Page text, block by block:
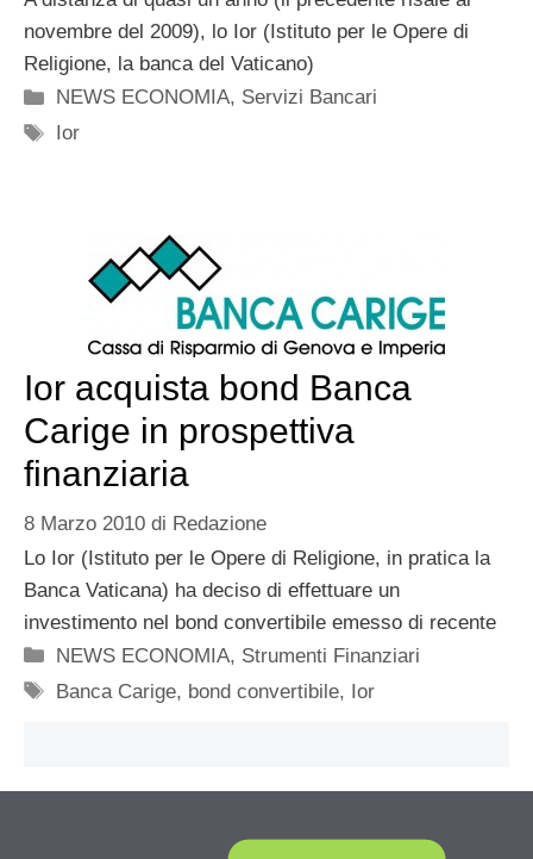
novembre del 2009), lo Ior (Istituto per le Opere di
Religione, la banca del Vaticano)
Categorie
NEWS ECONOMIA, Servizi Bancari
Tag
Ior
Ior acquista bond Banca
Carige in prospettiva
finanziaria
8 Marzo 2010 di Redazione
Lo Ior (Istituto per le Opere di Religione, in pratica la
Banca Vaticana) ha deciso di effettuare un
investimento nel bond convertibile emesso di recente
Categorie
NEWS ECONOMIA, Strumenti Finanziari
Tag
Banca Carige, bond convertibile, Ior